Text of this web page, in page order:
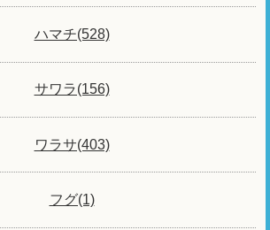
ハマチ(528)
サワラ(156)
ワラサ(403)
フグ(1)